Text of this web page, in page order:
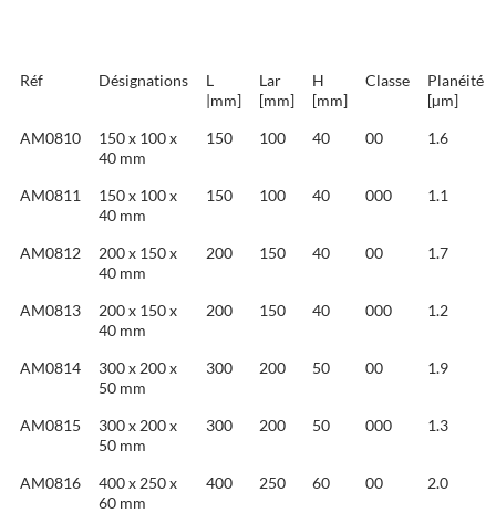
Réf Désignations
L
|mm]
Lar
[mm]
H
[mm]
Classe
Planéité
[µm]
AM0810
150 x 100 x
40 mm
150 100 40 00 1.6
AM0811
150 x 100 x
40 mm
150 100 40 000 1.1
AM0812
200 x 150 x
40 mm
200 150 40 00 1.7
AM0813
200 x 150 x
40 mm
200 150 40 000 1.2
AM0814
300 x 200 x
50 mm
300 200 50 00 1.9
AM0815
300 x 200 x
50 mm
300 200 50 000 1.3
AM0816
400 x 250 x
60 mm
400 250 60 00 2.0